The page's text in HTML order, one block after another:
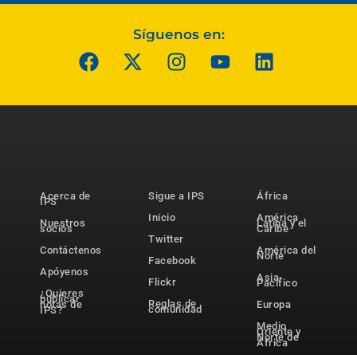
Síguenos en:
Acerca de
IPS
Nuestros
socios
Contáctenos
Apóyenos
¿Quieres
publicar
notas de
IPS?
Sigue a IPS
Inicio
Twitter
Facebook
Flickr
Reglas de
comunidad
África
América
Latina y el
Caribe
América del
Norte
Asia-
Pacífico
Europa
Medio
Oriente y
Norte de
África